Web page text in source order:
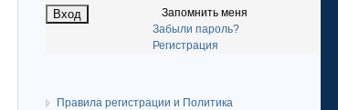
Запомнить меня
Забыли пароль?
Регистрация
Правила регистрации и Политика